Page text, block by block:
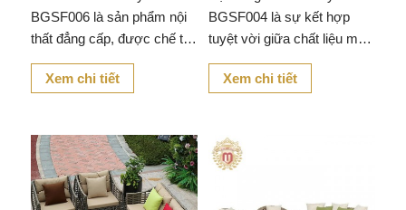
BGSF006 là sản phẩm nội
thất đẳng cấp, được chế tác
tinh xảo từ chất liệu mây
nhựa.
Xem chi tiết
BGSF004 là sự kết hợp
tuyệt vời giữa chất liệu mây
nhựa, khung sắt sơn tĩnh
điện và thiết kế hiện đại,
của bạn.
Xem chi tiết